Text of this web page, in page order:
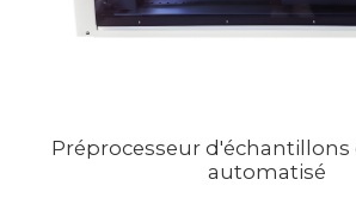
Préprocesseur
automatisé